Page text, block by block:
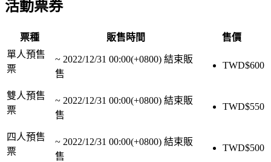
活動票券
票種 販售時間
售價
單人預售
票
~ 2022/12/31 00:00(+0800) 結束販
售
TWD$600
雙人預售
票
~ 2022/12/31 00:00(+0800) 結束販
售
TWD$550
四人預售
票
~ 2022/12/31 00:00(+0800) 結束販
售
TWD$500